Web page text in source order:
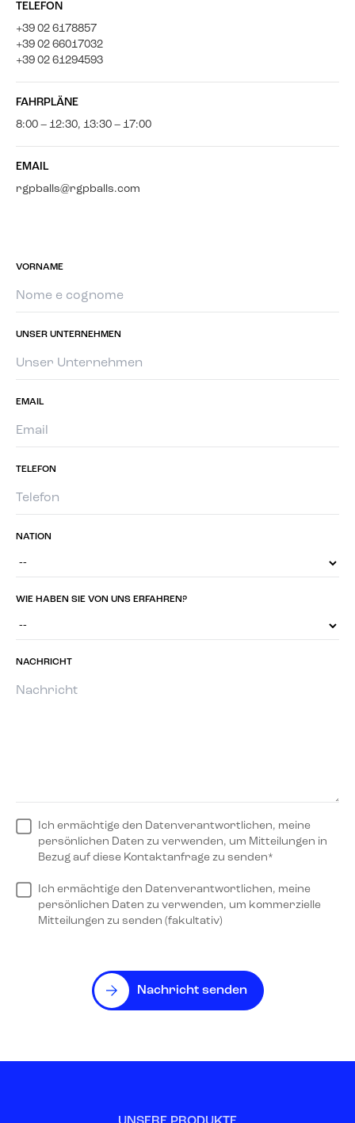
TELEFON
+39 02 6178857
+39 02 66017032
+39 02 61294593
FAHRPLÄNE
8:00 – 12:30, 13:30 – 17:00
EMAIL
rgpballs@rgpballs.com
VORNAME
UNSER UNTERNEHMEN
EMAIL
TELEFON
NATION
WIE HABEN SIE VON UNS ERFAHREN?
NACHRICHT
Ich ermächtige den Datenverantwortlichen, meine
persönlichen Daten zu verwenden, um Mitteilungen in
Bezug auf diese Kontaktanfrage zu senden*
Ich ermächtige den Datenverantwortlichen, meine
persönlichen Daten zu verwenden, um kommerzielle
Mitteilungen zu senden (fakultativ)
Nachricht senden